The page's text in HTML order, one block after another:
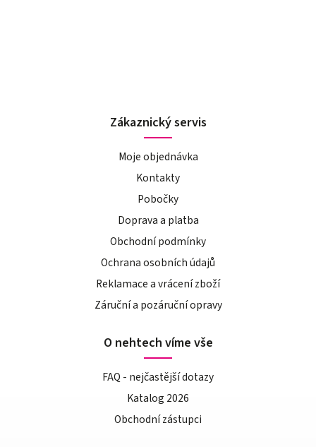
Zákaznický servis
Moje objednávka
Kontakty
Pobočky
Doprava a platba
Obchodní podmínky
Ochrana osobních údajů
Reklamace a vrácení zboží
Záruční a pozáruční opravy
O nehtech víme vše
FAQ - nejčastější dotazy
Katalog 2026
Obchodní zástupci